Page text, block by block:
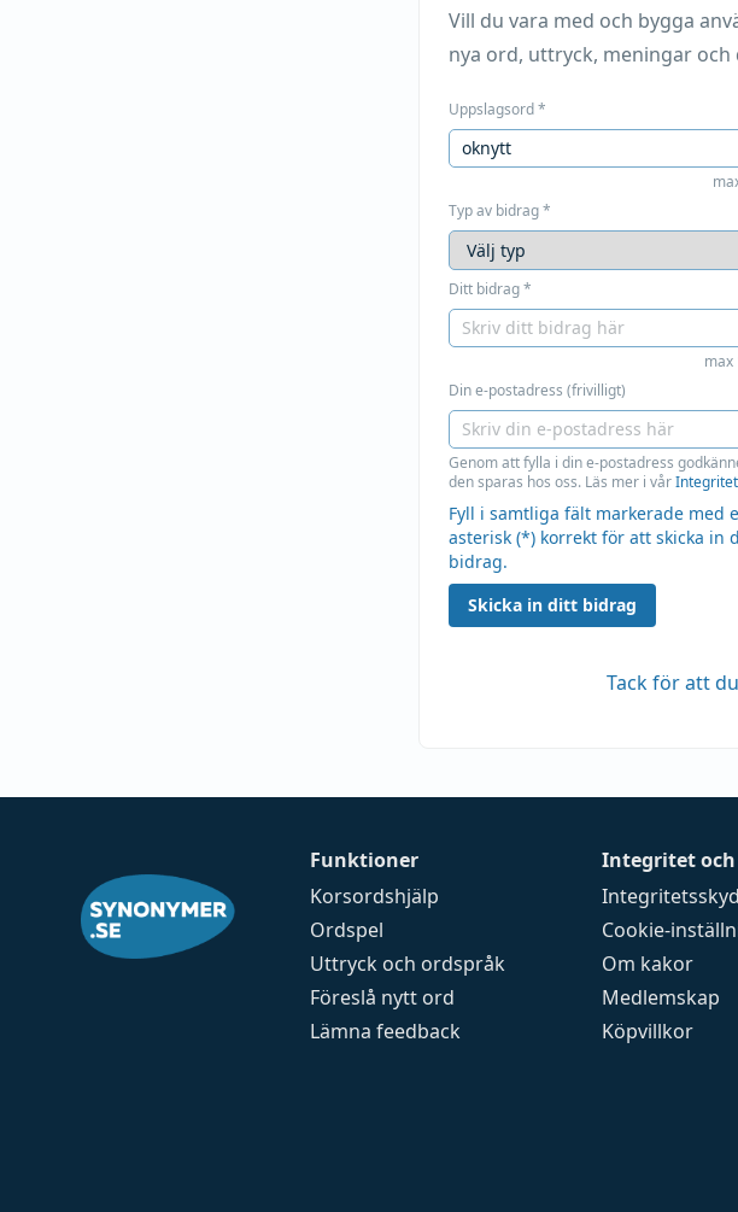
Vill du vara med och bygga
nya ord, uttryck, meningar
Uppslagsord*
Typ av bidrag*
Ditt bidrag*
max
Din e-postadress (frivilligt)
Genom att fylla i din e-postadress
den sparas hos oss. Läs mer i vår
Fyll i samtliga fält markerade med
asterisk (*) korrekt för att skicka in
bidrag.
Skicka in ditt bidrag
Tack för att
Funktioner
Korsordshjälp
Ordspel
Uttryck och ordspråk
Föreslå nytt ord
Lämna feedback
Integritet
Cookie-
Om kakor
Medlemskap
Köpvillkor